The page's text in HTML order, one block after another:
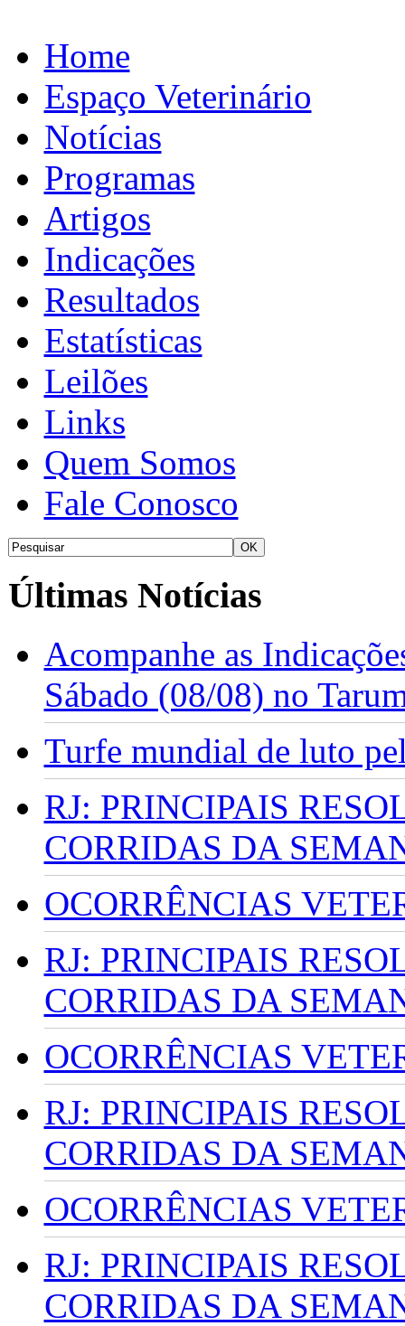
Home
Espaço Veterinário
Notícias
Programas
Artigos
Indicações
Resultados
Estatísticas
Leilões
Links
Quem Somos
Fale Conosco
Últimas Notícias
Acompanhe as
Sábado (08/08) no
Turfe mundial de luto
RJ: PRINCIPAIS
CORRIDAS DA
OCORRÊNCIAS
RJ: PRINCIPAIS
CORRIDAS DA
OCORRÊNCIAS
RJ: PRINCIPAIS
CORRIDAS DA
OCORRÊNCIAS
RJ: PRINCIPAIS
CORRIDAS DA